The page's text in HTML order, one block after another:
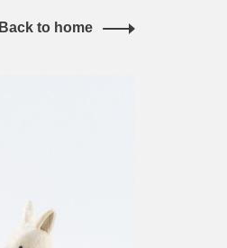
Back to home